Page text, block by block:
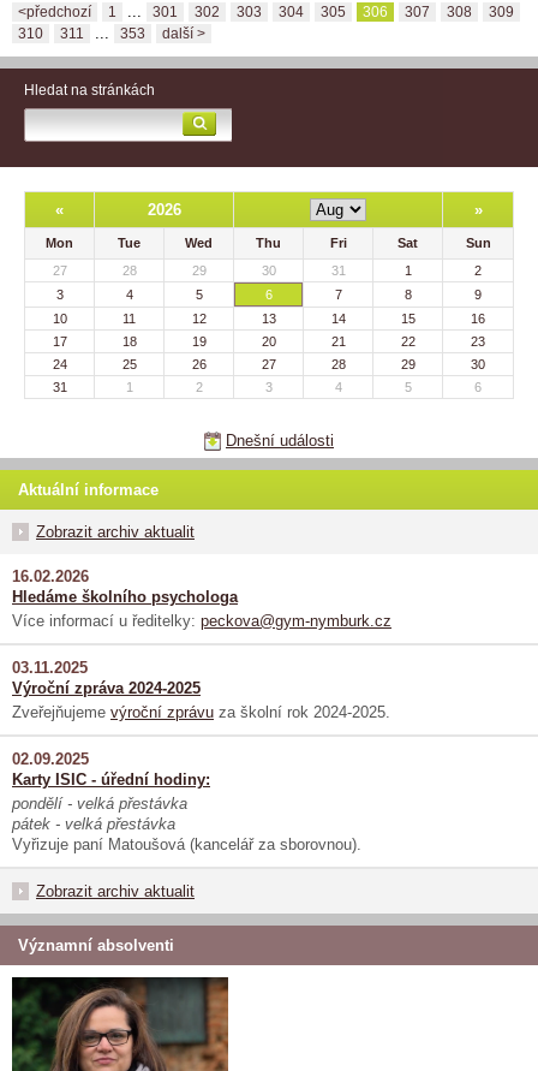
<předchozí 1 301 302 303 304 305 306 307 308
309
310
311 353 další >
Hledat na stránkách
« 2026 »
Mon Tue Wed Thu Fri Sat
Sun
27
28 29 30 31 1
2
3
4 5 6 7 8
9
10
11 12 13 14 15
16
17
18 19 20 21 22
23
24
25 26 27 28 29
30
31
1 2 3 4 5 6
Dnešní události
Aktuální informace
Zobrazit archiv aktualit
16.02.2026
Hledáme školního psychologa
Více informací u ředitelky: peckova@gym-nymburk.cz
03.11.2025
Výroční zpráva 2024-2025
Zveřejňujeme výroční zprávu za školní rok 2024-2025.
02.09.2025
Karty ISIC - úřední hodiny:
pondělí - velká přestávka
pátek - velká přestávka
Vyřizuje paní Matoušová (kancelář za sborovnou).
Zobrazit archiv aktualit
Významní absolventi